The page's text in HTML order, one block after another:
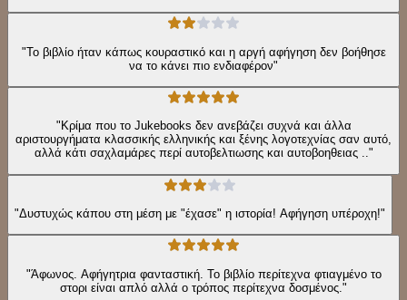
"Το βιβλίο ήταν κάπως κουραστικό και η αργή αφήγηση δεν βοήθησε
να το κάνει πιο ενδιαφέρον"
"Κρίμα που το Jukebooks δεν ανεβάζει συχνά και άλλα
αριστουργήματα κλασσικής ελληνικής και ξένης λογοτεχνίας σαν αυτό,
αλλά κάτι σαχλαμάρες περί αυτοβελτιωσης και αυτοβοηθειας .."
"Δυστυχώς κάπου στη μέση με "έχασε" η ιστορία! Αφήγηση υπέροχη!"
"Άφωνος. Αφήγητρια φανταστική. Το βιβλίο περίτεχνα φτιαγμένο το
στορι είναι απλό αλλά ο τρόπος περίτεχνα δοσμένος."